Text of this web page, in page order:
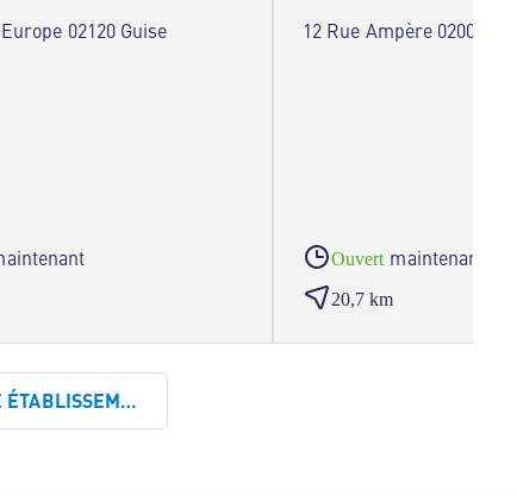
02120 Guise 12 Rue Ampère 02000 Laon
Ouvert maintenant
20,7 km